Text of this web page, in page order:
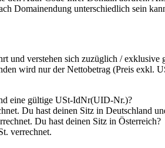
Domainendung unterschiedlich sein
und verstehen sich zuzüglich /
wird nur der Nettobetrag (Preis exkl.
eine gültige USt-IdNr(UID-Nr.)?
Du hast deinen Sitz in Deutschland
Du hast deinen Sitz in Österreich?
verrechnet.